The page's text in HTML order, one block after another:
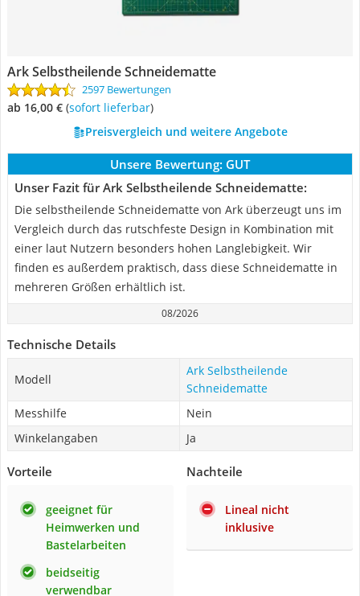
Ark Selbstheilende Schneidematte
2597 Bewertungen
ab 16,00 € ( Sofort lieferbar)
Preisvergleich und weitere Angebote
Unsere Bewertung: GUT
Unser Fazit für Ark Selbstheilende Schneidematte:
Die selbstheilende Schneidematte von Ark überzeugt uns im
Vergleich durch das rutschfeste Design in Kombination mit
einer laut Nutzern besonders hohen Langlebigkeit. Wir
finden es außerdem praktisch, dass diese Schneidematte in
mehreren Größen erhältlich ist.
08/2026
Technische Details
Modell
Ark Selbstheilende
Schneidematte
Messhilfe
Nein
Winkelangaben
Ja
Vorteile
geeignet für
Heimwerken und
Bastelarbeiten
beidseitig
verwendbar
Nachteile
Lineal nicht
inklusive